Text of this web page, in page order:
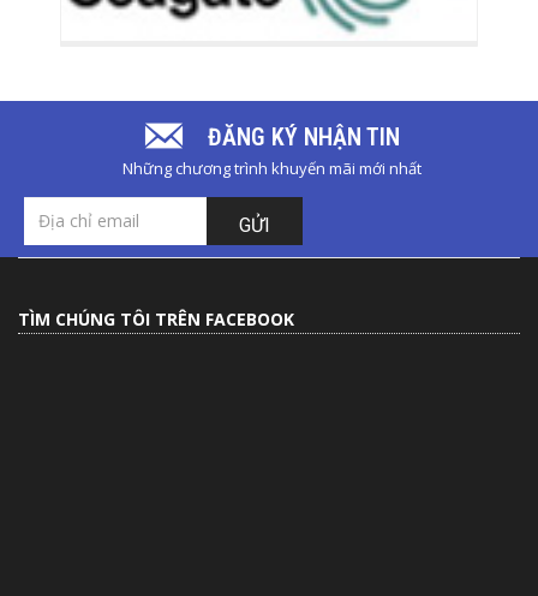
ĐĂNG KÝ NHẬN TIN
Những chương trình khuyến mãi mới nhất
GỬI
TÌM CHÚNG TÔI TRÊN FACEBOOK